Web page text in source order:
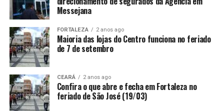
Messejana
FORTALEZA 2 anos ago
Maioria das lojas do Centro funciona no feriado
de 7 de setembro
CEARÁ 2 anos ago
Confira o que abre e fecha em Fortaleza no
feriado de São José (19/03)